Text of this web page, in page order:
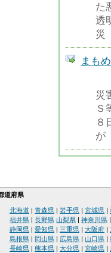
た
透
災
まも
災
Ｓ
８
が
道府県
北海道 青森県 岩手県 宮城県
福井県
長野県 山梨県 神奈川県
静岡県
愛知県 三重県 大阪府
島根県
岡山県 広島県 山口県
長崎県
熊本県 大分県 宮崎県